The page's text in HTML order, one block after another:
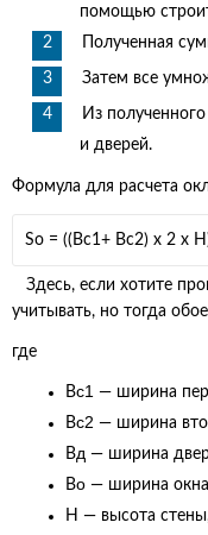
помощью
Полученная
Затем все
Из
и дверей.
​Формула для расчета
So = ((Bc1+ Bc2) x 2 x
Здесь, если хотите
учитывать, но тогда
где
Bc1 — ширина
Bc2 — ширина
Вд — ширина
Во — ширина
H — высота